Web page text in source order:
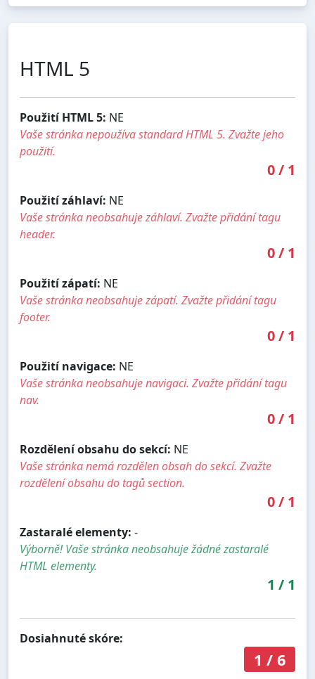
HTML 5
Použití HTML 5: NE
Vaše stránka nepoužíva standard HTML 5. Zvažte jeho
použití.
0/ 1
Použití záhlaví: NE
Vaše stránka neobsahuje záhlaví. Zvažte přidání tagu
header.
0/ 1
Použití zápatí: NE
Vaše stránka neobsahuje zápatí. Zvažte přidání tagu
footer.
0/ 1
Použití navigace: NE
Vaše stránka neobsahuje navigaci. Zvažte přidání tagu
nav.
0/ 1
Rozdělení obsahu do sekcí: NE
Vaše stránka nemá rozdělen obsah do sekcí. Zvažte
rozdělení obsahu do tagů section.
0/ 1
Zastaralé elementy: -
Výborně! Vaše stránka neobsahuje žádné zastaralé
HTML elementy.
1 / 1
Dosiahnuté skóre:
1 / 6